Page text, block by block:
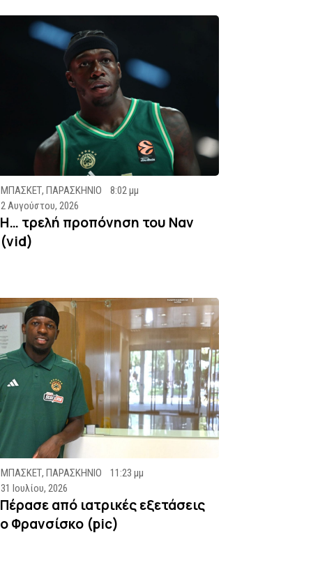
ΜΠΑΣΚΕΤ, ΠΑΡΑΣΚΗΝΙΟ
8:02 μμ
2 Αυγούστου, 2026
Η… τρελή προπόνηση του Ναν
(vid)
ΜΠΑΣΚΕΤ, ΠΑΡΑΣΚΗΝΙΟ
11:23 μμ
31 Ιουλίου, 2026
Πέρασε από ιατρικές εξετάσεις
ο Φρανσίσκο (pic)